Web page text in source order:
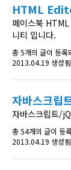
HTML
페이스북
니티 입니다.
총 5개의 글이 등록
2013.04.19 생성됨
자바스크립
자바스크립트/
총 54개의 글이 등
2013.04.19 생성됨